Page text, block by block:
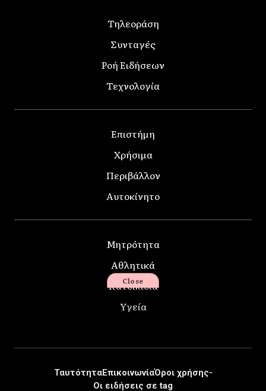
Τηλεοράση
Συνταγές
Ροή Ειδήσεων
Τεχνολογία
Επιστήμη
Χρήσιμα
Περιβάλλον
Αυτοκίνητο
Μητρότητα
Αθλητικά
Κατοικίδια
Υγεία
ΤαυτότηταΕπικοινωνίαΌροι χρήσης-
Οι ειδήσεις σε tag
Close